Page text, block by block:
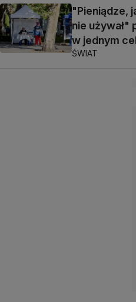
"Pieniądze,
nie używał"
w jednym
ŚWIAT